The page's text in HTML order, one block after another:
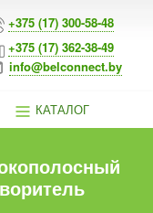
+375 (17) 300-58-48
+375 (17) 362-38-49
info@belconnect.by
КАТАЛОГ